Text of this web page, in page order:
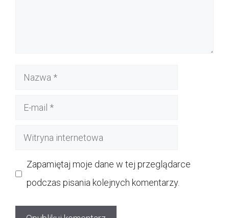
Nazwa
Witryna
Zapamiętaj moje dane w tej przeglądarce
podczas pisania kolejnych komentarzy.